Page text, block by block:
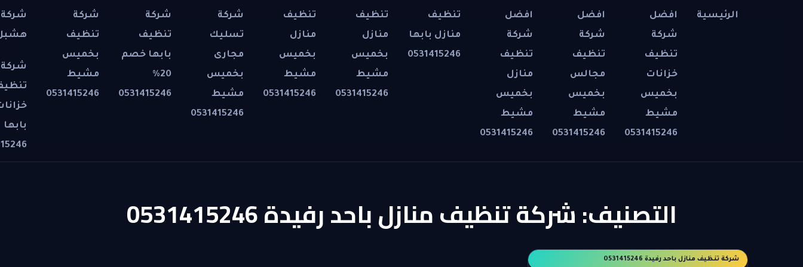
الرئيسية
افضل
شركة
تنظيف
خزانات
بخميس
مشيط
0531415246
افضل
شركة
تنظيف
مجالس
بخميس
مشيط
0531415246
افضل
شركة
تنظيف
منازل
بخميس
مشيط
0531415246
تنظيف
منازل بابها
0531415246
تنظيف
منازل
بخميس
مشيط
0531415246
تنظيف
منازل
بخميس
مشيط
0531415246
شركة
تسليك
مجارى
بخميس
مشيط
0531415246
شركة
تنظيف
بابها خصم
20%
0531415246
شركة
تنظيف
بخميس
مشيط
0531415246
شركة
هشبل
شركة
بابها
التصنيف:شركة تنظيف منازل باحد رفيدة 0531415246
شركة تنظيف منازل باحد رفيدة 0531415246